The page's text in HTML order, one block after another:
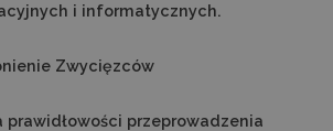
i informatycznych.
Zwycięzców
prawidłowości przeprowadzenia